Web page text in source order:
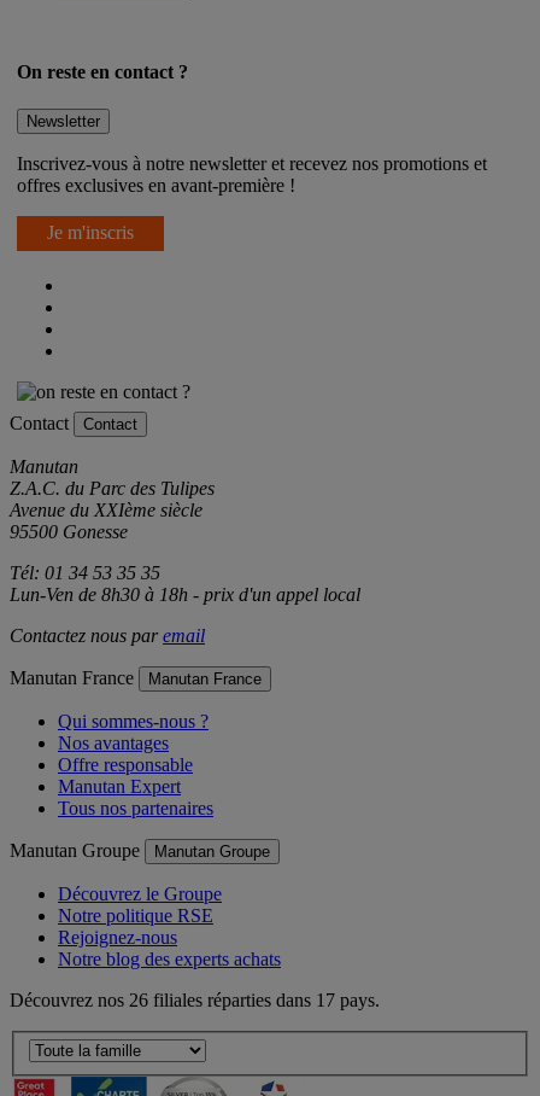
On reste en contact ?
Newsletter
Inscrivez-vous à notre newsletter et recevez nos promotions et
offres exclusives en avant-première !
Je m'inscris
Contact Contact
Manutan
Z.A.C. du Parc des Tulipes
Avenue du XXIème siècle
95500 Gonesse
Tél: 01 34 53 35 35
Lun-Ven de 8h30 à 18h - prix d'un appel local
Contactez nous paremail
Manutan France Manutan France
Qui sommes-nous ?
Nos avantages
Offre responsable
Manutan Expert
Tous nos partenaires
Manutan Groupe Manutan Groupe
Découvrez le Groupe
Notre politique RSE
Rejoignez-nous
Notre blog des experts achats
Découvrez nos 26 filiales réparties dans 17 pays.